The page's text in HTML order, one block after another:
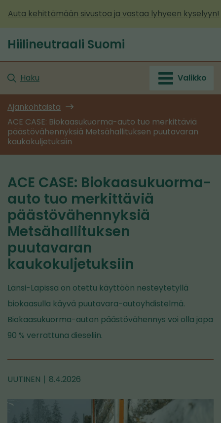
sisältöön
Auta kehittämään sivustoa ja vastaa lyhyeen kyselyyn!
Etusivu
Hiilineutraali Suomi
Haku Valikko
Ajankohtaista
ACE CASE: Biokaasukuorma-auto tuo merkittäviä
päästövähennyksiä Metsähallituksen puutavaran
kaukokuljetuksiin
ACE CASE: Biokaasukuorma-
auto tuo merkittäviä
päästövähennyksiä
Metsähallituksen
puutavaran
kaukokuljetuksiin
Länsi-Lapissa on otettu käyttöön nesteytetyllä
biokaasulla käyvä puutavara-autoyhdistelmä.
Biokaasukuorma-auton päästövähennys voi olla jopa
90 % verrattuna dieseliin.
UUTINEN 8.4.2026